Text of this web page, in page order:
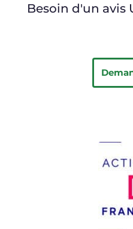
Besoin d'un avis